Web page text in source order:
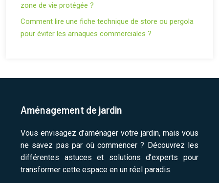
zone de vie protégée ?
Comment lire une fiche technique de store ou pergola
pour éviter les arnaques commerciales ?
Aménagement de jardin
Vous envisagez d’aménager votre jardin, mais vous
ne savez pas par où commencer ? Découvrez les
différentes astuces et solutions d’experts pour
transformer cette espace en un réel paradis.